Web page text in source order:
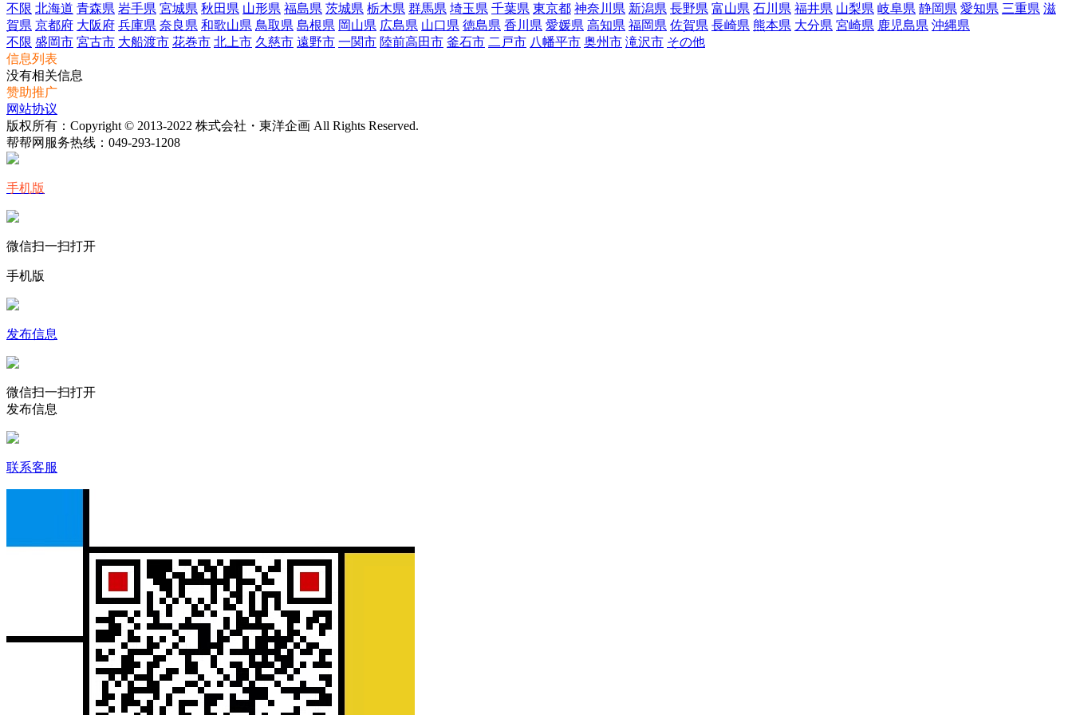
不限 北海道 青森県 岩手県 宮城県 秋田県 山形県 福島県 茨城県 栃木県 群馬県 埼玉県 千葉県 東京都 神奈川県 新潟県 長野県 富山県 石川県 福井県 山梨県 岐阜県 静岡県 愛知県 三重県 滋
賀県 京都府 大阪府 兵庫県 奈良県 和歌山県 鳥取県 島根県 岡山県 広島県 山口県 徳島県 香川県 愛媛県 高知県 福岡県 佐賀県 長崎県 熊本県 大分県 宮崎県 鹿児島県 沖縄県
不限 盛岡市 宮古市 大船渡市 花巻市 北上市 久慈市 遠野市 一関市 陸前高田市 釜石市 二戸市 八幡平市 奥州市 滝沢市 その他
信息列表
没有相关信息
赞助推广
网站协议
版权所有：Copyright © 2013-2022 株式会社・東洋企画 All Rights Reserved.
帮帮网服务热线： 049-293-1208
手机版
微信扫一扫打开
手机版
发布信息
微信扫一扫打开
发布信息
联系客服